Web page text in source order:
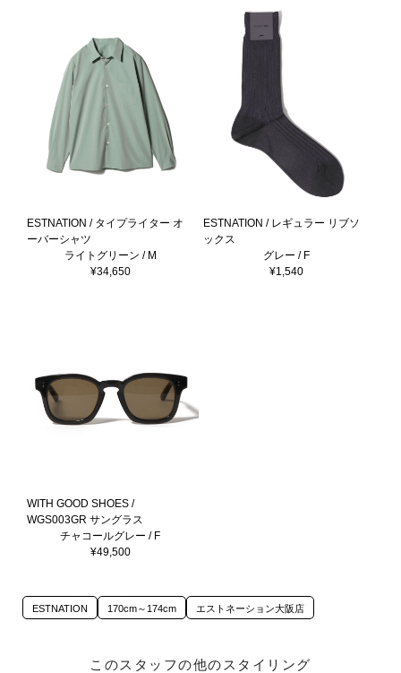
ESTNATION / タイプライター オ
ーバーシャツ
ライトグリーン / M
¥34,650
ESTNATION / レギュラー リブソ
ックス
グレー / F
¥1,540
WITH GOOD SHOES /
WGS003GR サングラス
チャコールグレー / F
¥49,500
ESTNATION 170cm～174cm エストネーション大阪店
このスタッフの他のスタイリング